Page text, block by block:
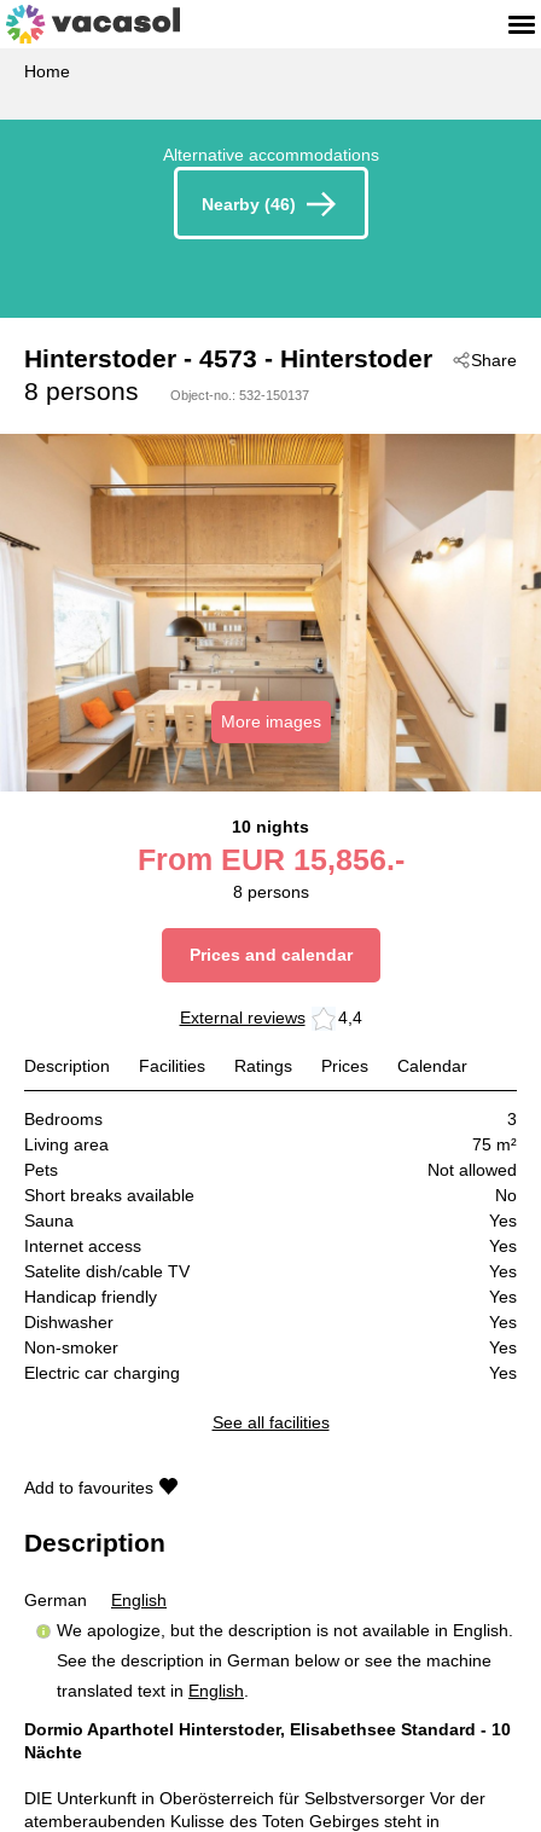
Home
Alternative accommodations
Nearby (46)
Share
Hinterstoder - 4573 - Hinterstoder
8 persons
Object-no.: 532-150137
More images
10 nights
From EUR 15,856.-
8 persons
Prices and calendar
External reviews 4,4
Description Facilities Ratings Prices Calendar
Bedrooms
3
Living area
75 m²
Pets
Not allowed
Short breaks available
No
Sauna
Yes
Internet access
Yes
Satelite dish/cable TV
Yes
Handicap friendly
Yes
Dishwasher
Yes
Non-smoker
Yes
Electric car charging
Yes
See all facilities
Add to favourites
Description
German
English
We apologize, but the description is not available in English.
See the description in German below or see the machine
translated text in English
Dormio Aparthotel Hinterstoder, Elisabethsee Standard - 10
Nächte
DIE Unterkunft in Oberösterreich für Selbstversorger Vor der
atemberaubenden Kulisse des Toten Gebirges steht in